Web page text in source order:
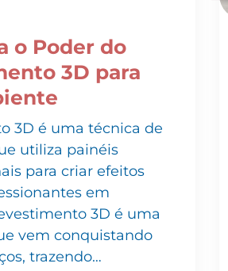
3D para
3D é uma técnica de
utiliza painéis
para criar efeitos
em
3D é uma
vem conquistando
trazendo…